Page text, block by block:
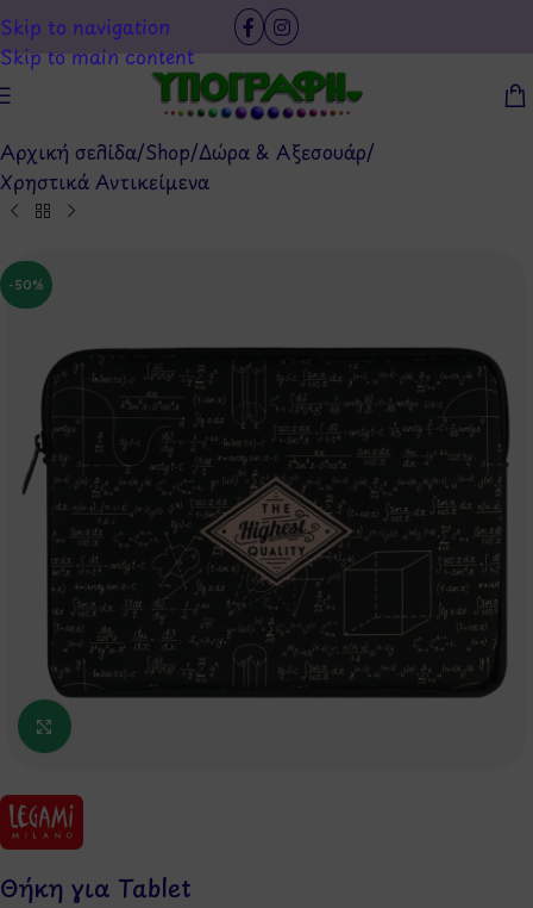
Skip to navigation
Skip to main content
Αρχική σελίδα/Shop/Δώρα & Αξεσουάρ/
Χρηστικά Αντικείμενα
-50%
Κάντε κλικ για μεγέθυνση
Θήκη για Tablet